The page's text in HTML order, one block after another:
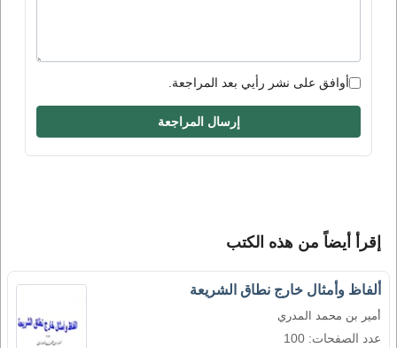
أوافق على نشر رأيي بعد المراجعة.
إرسال المراجعة
إقرأ أيضاً من هذه الكتب
ألفاظ وأمثال خارج نطاق الشريعة
أمير بن محمد المدري
عدد الصفحات: 100